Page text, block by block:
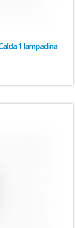
1 lampadina